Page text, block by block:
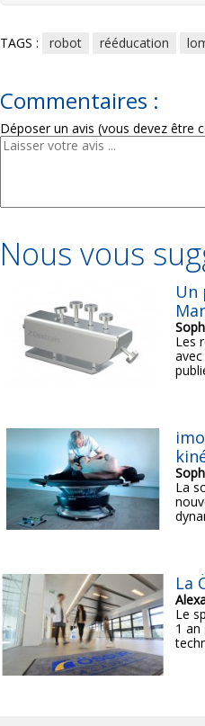
TAGS : robot rééducation
Commentaires :
Déposer un avis (vous devez être
Nous vous
Un
Les
La
La
Le
1 an